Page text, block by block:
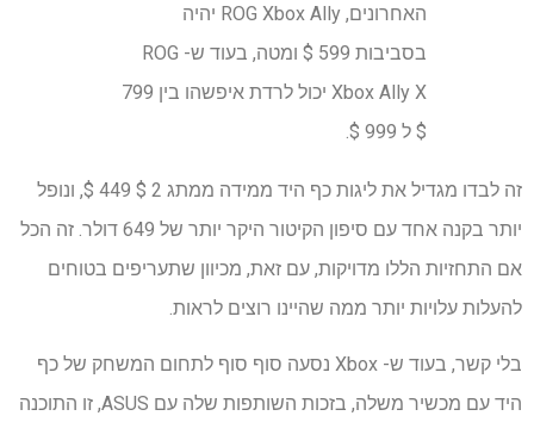
האחרונים, ROG Xbox Ally יהיה
בסביבות 599 $ ומטה, בעוד ש- ROG
Xbox Ally X יכול לרדת איפשהו בין 799
$ ל 999 $.
זה לבדו מגדיל את ליגות כף היד ממידה ממתג 2 $ 449 $, ונופל
יותר בקנה אחד עם סיפון הקיטור היקר יותר של 649 דולר. זה הכל
אם התחזיות הללו מדויקות, עם זאת, מכיוון שתעריפים בטוחים
להעלות עלויות יותר ממה שהיינו רוצים לראות.
בלי קשר, בעוד ש- Xbox נסעה סוף סוף לתחום המשחק של כף
היד עם מכשיר משלה, בזכות השותפות שלה עם ASUS, זו התוכנה